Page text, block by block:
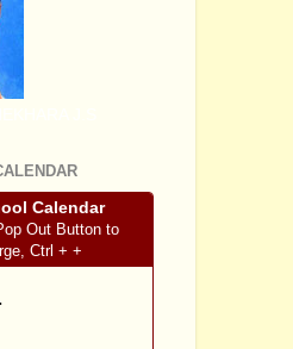
Calendar
Out Button to
Ctrl + +